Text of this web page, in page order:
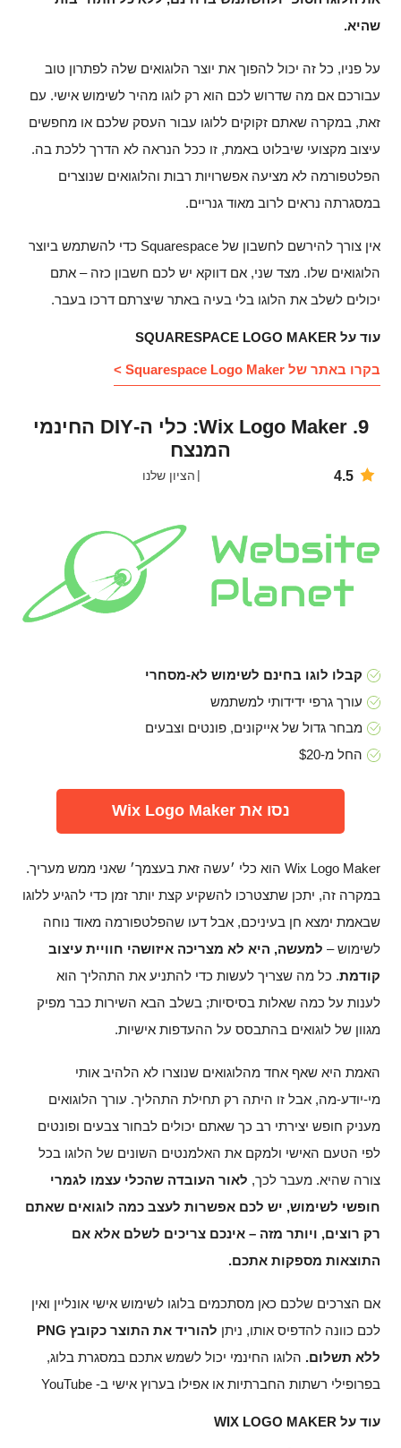
שהיא.
על פניו, כל זה יכול להפוך את יוצר הלוגואים שלה לפתרון טוב
עבורכם אם מה שדרוש לכם הוא רק לוגו מהיר לשימוש אישי. עם
זאת, במקרה שאתם זקוקים ללוגו עבור העסק שלכם או מחפשים
עיצוב מקצועי שיבלוט באמת, זו ככל הנראה לא הדרך ללכת בה.
הפלטפורמה לא מציעה אפשרויות רבות והלוגואים שנוצרים
במסגרתה נראים לרוב מאוד גנריים.
אין צורך להירשם לחשבון של Squarespace כדי להשתמש ביוצר
הלוגואים שלו. מצד שני, אם דווקא יש לכם חשבון כזה – אתם
יכולים לשלב את הלוגו בלי בעיה באתר שיצרתם דרכו בעבר.
עוד על SQUARESPACE LOGO MAKER
בקרו באתר של Squarespace Logo Maker >
9. Wix Logo Maker: כלי ה-DIY החינמי
המנצח
4.5 הציון שלנו
קבלו לוגו בחינם לשימוש לא-מסחרי
עורך גרפי ידידותי למשתמש
מבחר גדול של אייקונים, פונטים וצבעים
החל מ-$20
נסו את Wix Logo Maker
Wix Logo Maker הוא כלי ׳עשה זאת בעצמך׳ שאני ממש מעריך.
במקרה זה, יתכן שתצטרכו להשקיע קצת יותר זמן כדי להגיע ללוגו
שבאמת ימצא חן בעיניכם, אבל דעו שהפלטפורמה מאוד נוחה
לשימוש – למעשה, היא לא מצריכה איזושהי חוויית עיצוב
קודמת. כל מה שצריך לעשות כדי להתניע את התהליך הוא
לענות על כמה שאלות בסיסיות; בשלב הבא השירות כבר מפיק
מגוון של לוגואים בהתבסס על ההעדפות אישיות.
האמת היא שאף אחד מהלוגואים שנוצרו לא הלהיב אותי
מי-יודע-מה, אבל זו היתה רק תחילת התהליך. עורך הלוגואים
מעניק חופש יצירתי רב כך שאתם יכולים לבחור צבעים ופונטים
לפי הטעם האישי ולמקם את האלמנטים השונים של הלוגו בכל
צורה שהיא. מעבר לכך, לאור העובדה שהכלי עצמו לגמרי
חופשי לשימוש, יש לכם אפשרות לעצב כמה לוגואים שאתם
רק רוצים, ויותר מזה – אינכם צריכים לשלם אלא אם
התוצאות מספקות אתכם.
אם הצרכים שלכם כאן מסתכמים בלוגו לשימוש אישי אונליין ואין
לכם כוונה להדפיס אותו, ניתן להוריד את התוצר כקובץ PNG
ללא תשלום. הלוגו החינמי יכול לשמש אתכם במסגרת בלוג,
בפרופילי רשתות החברתיות או אפילו בערוץ אישי ב- YouTube
עוד על WIX LOGO MAKER